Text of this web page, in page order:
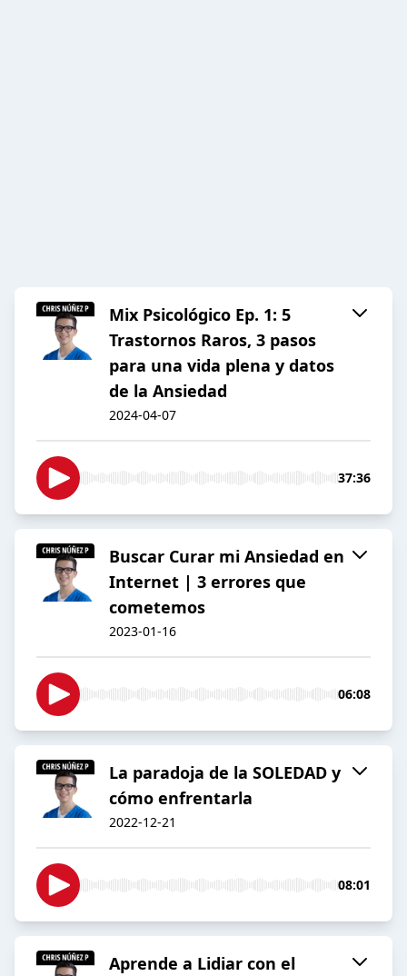
Mix Psicológico Ep. 1: 5
Trastornos Raros, 3 pasos
para una vida plena y datos
de la Ansiedad
2024-04-07
37:36
Buscar Curar mi Ansiedad en
Internet | 3 errores que
cometemos
2023-01-16
06:08
La paradoja de la SOLEDAD y
cómo enfrentarla
2022-12-21
08:01
Aprende a Lidiar con el